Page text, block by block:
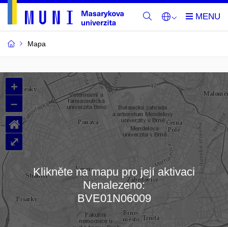
Mapa
Budovy
a
místnosti
MU
Načítám mapu…
+
–
⌂
⤢
Klikněte na mapu pro její aktivaci
Nenalezeno:
BVE01N06009